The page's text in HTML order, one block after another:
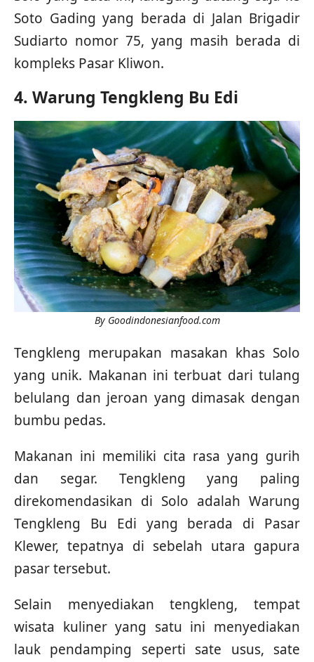
Soto Gading yang berada di Jalan Brigadir
Sudiarto nomor 75, yang masih berada di
kompleks Pasar Kliwon.
4. Warung Tengkleng Bu Edi
By Goodindonesianfood.com
Tengkleng merupakan masakan khas Solo
yang unik. Makanan ini terbuat dari tulang
belulang dan jeroan yang dimasak dengan
bumbu pedas.
Makanan ini memiliki cita rasa yang gurih
dan segar. Tengkleng yang paling
direkomendasikan di Solo adalah Warung
Tengkleng Bu Edi yang berada di Pasar
Klewer, tepatnya di sebelah utara gapura
pasar tersebut.
Selain menyediakan tengkleng, tempat
wisata kuliner yang satu ini menyediakan
lauk pendamping seperti sate usus, sate